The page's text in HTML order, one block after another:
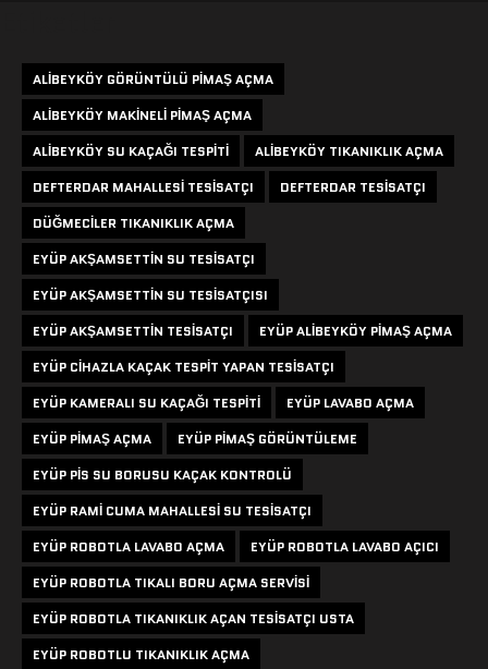
ALIBEYKÖY GÖRÜNTÜLÜ PIMAŞ AÇMA
ALIBEYKÖY MAKINELI PIMAŞ AÇMA
ALIBEYKÖY SU KAÇAĞI TESPITI
ALIBEYKÖY TIKANIKLIK AÇMA
DEFTERDAR MAHALLESI TESISATÇI
DEFTERDAR TESISATÇI
DÜĞMECILER TIKANIKLIK AÇMA
EYÜP AKŞAMSETTIN SU TESISATÇI
EYÜP AKŞAMSETTIN SU TESISATÇISI
EYÜP AKŞAMSETTIN TESISATÇI
EYÜP ALIBEYKÖY PIMAŞ AÇMA
EYÜP CIHAZLA KAÇAK TESPIT YAPAN TESISATÇI
EYÜP KAMERALI SU KAÇAĞI TESPITI
EYÜP LAVABO AÇMA
EYÜP PIMAŞ AÇMA
EYÜP PIMAŞ GÖRÜNTÜLEME
EYÜP PIS SU BORUSU KAÇAK KONTROLÜ
EYÜP RAMI CUMA MAHALLESI SU TESISATÇI
EYÜP ROBOTLA LAVABO AÇMA
EYÜP ROBOTLA LAVABO AÇICI
EYÜP ROBOTLA TIKALI BORU AÇMA SERVISI
EYÜP ROBOTLA TIKANIKLIK AÇAN TESISATÇI USTA
EYÜP ROBOTLU TIKANIKLIK AÇMA